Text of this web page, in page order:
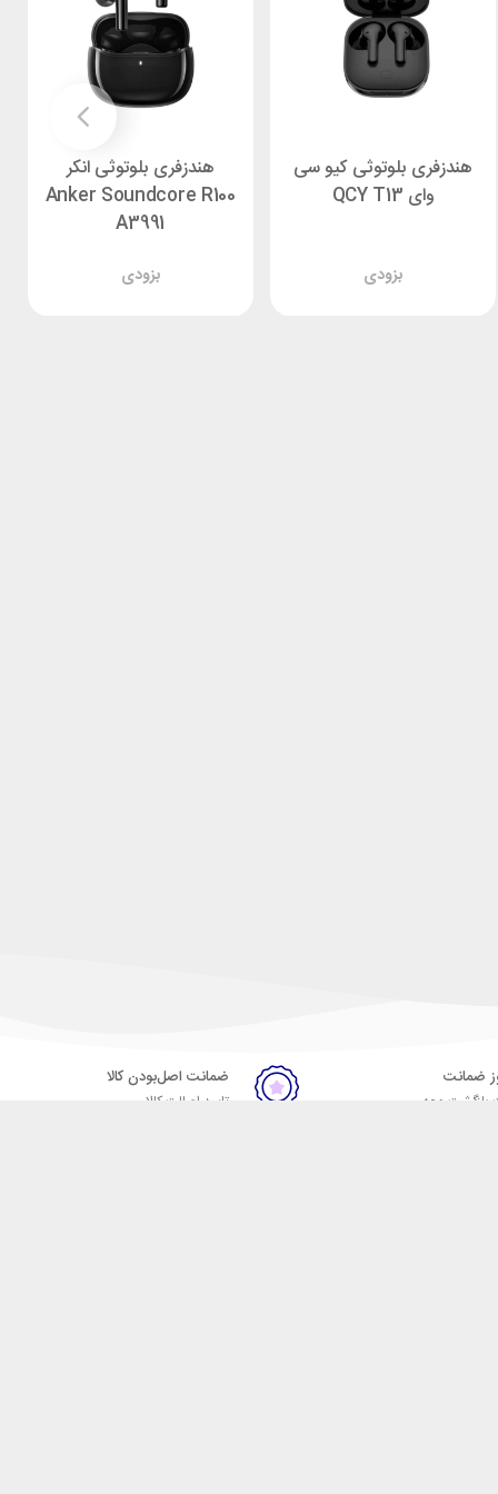
هندزفری بلوتوثی کیو سی
وای QCY T13
بزودی
هندزفری بلوتوثی انکر
Anker Soundcore R100
A3991
بزودی
بازگشت وجه
ضمانت اصل‌بودن کالا
تایید اصالت کالا